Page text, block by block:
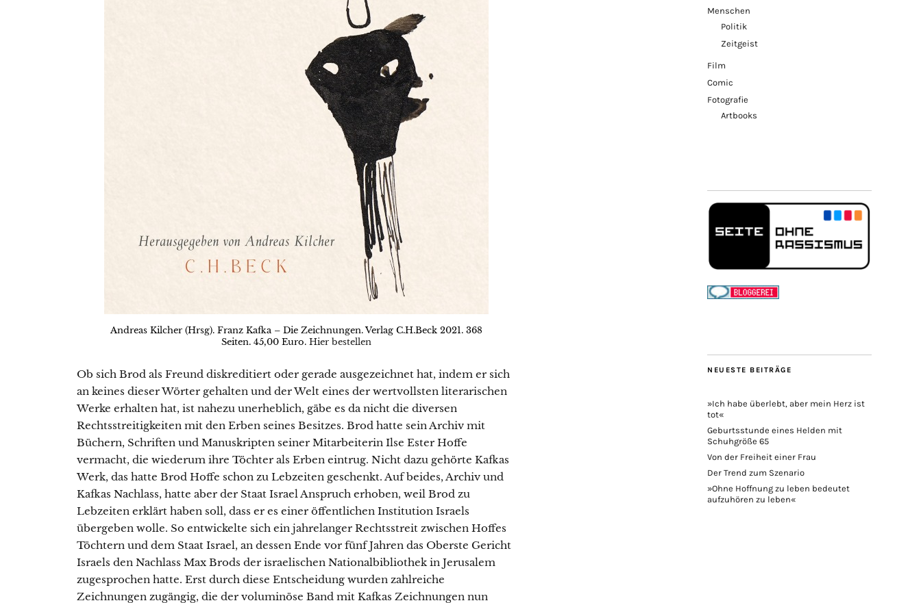
Andreas Kilcher (Hrsg). Franz Kafka – Die Zeichnungen. Verlag C.H.Beck 2021. 368
Seiten. 45,00 Euro. Hier bestellen
Ob sich Brod als Freund diskreditiert oder gerade ausgezeichnet hat, indem er sich
an keines dieser Wörter gehalten und der Welt eines der wertvollsten literarischen
Werke erhalten hat, ist nahezu unerheblich, gäbe es da nicht die diversen
Rechtsstreitigkeiten mit den Erben seines Besitzes. Brod hatte sein Archiv mit
Büchern, Schriften und Manuskripten seiner Mitarbeiterin Ilse Ester Hoffe
vermacht, die wiederum ihre Töchter als Erben eintrug. Nicht dazu gehörte Kafkas
Werk, das hatte Brod Hoffe schon zu Lebzeiten geschenkt. Auf beides, Archiv und
Kafkas Nachlass, hatte aber der Staat Israel Anspruch erhoben, weil Brod zu
Lebzeiten erklärt haben soll, dass er es einer öffentlichen Institution Israels
übergeben wolle. So entwickelte sich ein jahrelanger Rechtsstreit zwischen Hoffes
Töchtern und dem Staat Israel, an dessen Ende vor fünf Jahren das Oberste Gericht
Israels den Nachlass Max Brods der israelischen Nationalbibliothek in Jerusalem
zugesprochen hatte. Erst durch diese Entscheidung wurden zahlreiche
Zeichnungen zugängig, die der voluminöse Band mit Kafkas Zeichnungen nun
Menschen
Politik
Zeitgeist
Film
Comic
Fotografie
Artbooks
NEUESTE BEITRÄGE
»Ich habe überlebt, aber mein Herz ist
tot«
Geburtsstunde eines Helden mit
Schuhgröße 65
Von der Freiheit einer Frau
Der Trend zum Szenario
»Ohne Hoffnung zu leben bedeutet
aufzuhören zu leben«